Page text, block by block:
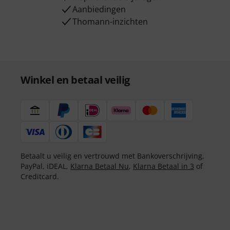
Aanbiedingen
Thomann-inzichten
Winkel en betaal veilig
Betaalt u veilig en vertrouwd met Bankoverschrijving,
PayPal, iDEAL, Klarna Betaal Nu, Klarna Betaal in 3 of
Creditcard.